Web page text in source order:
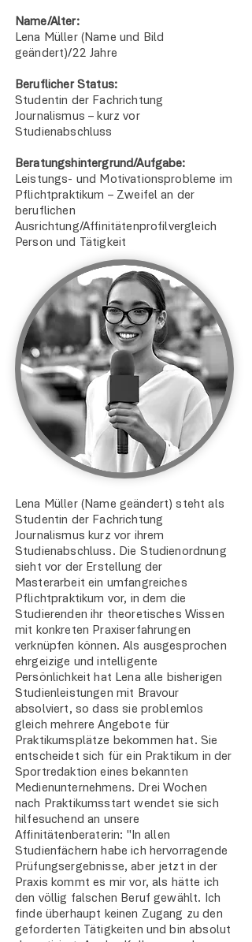
Name/Alter:
Lena Müller (Name und Bild
geändert)/22 Jahre
Beruflicher Status:
Studentin der Fachrichtung
Journalismus – kurz vor
Studienabschluss
Beratungshintergrund/Aufgabe:
Leistungs- und Motivationsprobleme im
Pflichtpraktikum – Zweifel an der
beruflichen
Ausrichtung/Affinitätenprofilvergleich
Person und Tätigkeit
Lena Müller (Name geändert) steht als
Studentin der Fachrichtung
Journalismus kurz vor ihrem
Studienabschluss. Die Studienordnung
sieht vor der Erstellung der
Masterarbeit ein umfangreiches
Pflichtpraktikum vor, in dem die
Studierenden ihr theoretisches Wissen
mit konkreten Praxiserfahrungen
verknüpfen können. Als ausgesprochen
ehrgeizige und intelligente
Persönlichkeit hat Lena alle bisherigen
Studienleistungen mit Bravour
absolviert, so dass sie problemlos
gleich mehrere Angebote für
Praktikumsplätze bekommen hat. Sie
entscheidet sich für ein Praktikum in der
Sportredaktion eines bekannten
Medienunternehmens. Drei Wochen
nach Praktikumsstart wendet sie sich
hilfesuchend an unsere
Affinitätenberaterin: "In allen
Studienfächern habe ich hervorragende
Prüfungsergebnisse, aber jetzt in der
Praxis kommt es mir vor, als hätte ich
den völlig falschen Beruf gewählt. Ich
finde überhaupt keinen Zugang zu den
geforderten Tätigkeiten und bin absolut